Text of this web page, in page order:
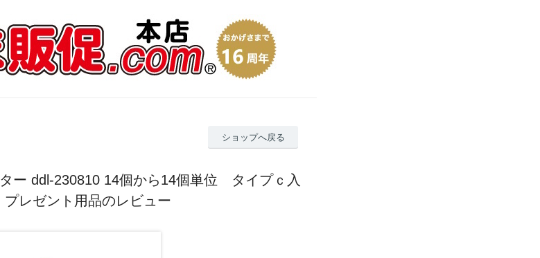
ショップへ戻る
ー ddl-230810 14個から14個単位 タイプｃ入
レゼント用品のレビュー